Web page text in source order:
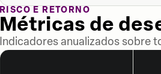
RISCO E RETORNO
Métricas de
Indicadores anualizados sobre